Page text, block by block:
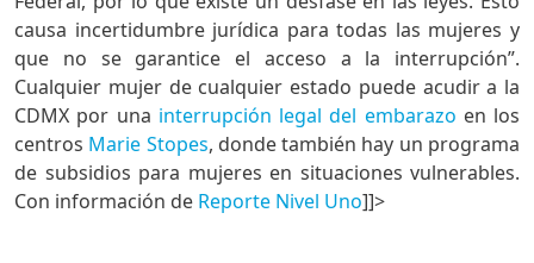
causa incertidumbre jurídica para todas las mujeres y
que no se garantice el acceso a la interrupción”.
Cualquier mujer de cualquier estado puede acudir a la
CDMX por una interrupción legal del embarazo en los
centros Marie Stopes, donde también hay un programa
de subsidios para mujeres en situaciones vulnerables.
Con información de Reporte Nivel Uno]]>